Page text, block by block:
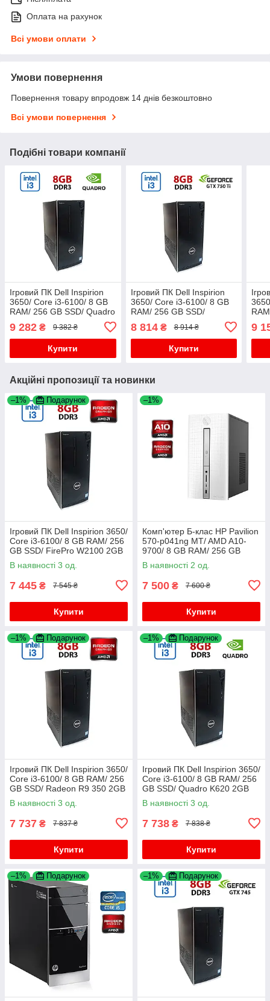
Оплата на рахунок
Всі умови оплати
Умови повернення
Повернення товару впродовж 14 днів безкоштовно
Всі умови повернення
Подібні товари компанії
Ігровий ПК Dell Inspirion
3650/ Core i3-6100/ 8 GB
RAM/ 256 GB SSD/ Quadro
9 282 ₴ 9 382 ₴
Купити
Ігровий ПК Dell Inspirion
3650/ Core i3-6100/ 8 GB
RAM/ 256 GB SSD/
GeForce GTX 750 Ti 2GB
8 814₴ 8 914 ₴
Купити
9
Акційні пропозиції та новинки
–1% Подарунок
Ігровий ПК Dell Inspirion 3650/
Core i3-6100/ 8 GB RAM/ 256
GB SSD/ FirePro W2100 2GB
В наявності 3 од.
7 445 ₴ 7 545 ₴
Купити
–1%
Комп'ютер Б-клас HP Pavilion
570-p041ng MT/ AMD A10-
9700/ 8 GB RAM/ 256 GB
SSD/ Radeon R5 M435 2GB
В наявності 2 од.
7 500 ₴ 7 600 ₴
Купити
–1% Подарунок
Ігровий ПК Dell Inspirion 3650/
Core i3-6100/ 8 GB RAM/ 256
GB SSD/ Radeon R9 350 2GB
В наявності 3 од.
7 737 ₴ 7 837 ₴
Купити
–1% Подарунок
Ігровий ПК Dell Inspirion 3650/
Core i3-6100/ 8 GB RAM/ 256
GB SSD/ Quadro K620 2GB
В наявності 3 од.
7 738 ₴ 7 838 ₴
Купити
–1% Подарунок –1% Подарунок